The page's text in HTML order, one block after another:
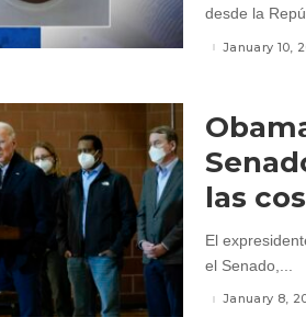
desde la
January 10,
las
El
el Senado,...
January 8,